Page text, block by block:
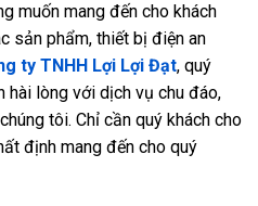
muốn mang đến cho khách
sản phẩm, thiết bị điện an
ty TNHH Lợi Lợi Đạt, quý
hài lòng với dịch vụ chu đáo,
tôi. Chỉ cần quý khách cho
định mang đến cho quý